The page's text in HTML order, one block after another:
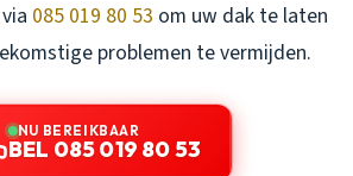
085 019 80 53 om uw dak te laten
problemen te vermijden.
NU BEREIKBAAR
BEL 085 019 80 53